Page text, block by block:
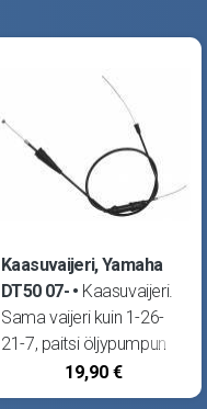
Kaasuvaijeri, Yamaha
DT50 07-
Kaasuvaijeri.
Sama vaijeri kuin 1-26-
21-7, paitsi öljypumpun
sisävaijerin ulostyöntyvä
pituus 135mm. Sopii
19,90 €